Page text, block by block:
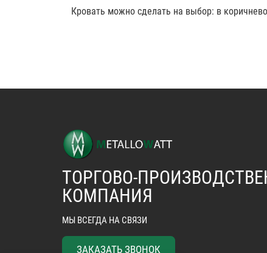
Кровать можно сделать на выбор: в
ТОРГОВО-
КОМПАНИЯ
МЫ ВСЕГДА НА СВЯЗИ
ЗАКАЗАТЬ ЗВОНОК